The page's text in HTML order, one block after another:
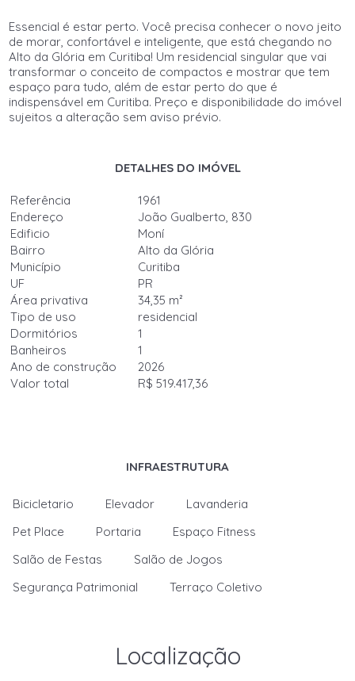
Essencial é estar perto. Você precisa conhecer o novo jeito
de morar, confortável e inteligente, que está chegando no
Alto da Glória em Curitiba! Um residencial singular que vai
transformar o conceito de compactos e mostrar que tem
espaço para tudo, além de estar perto do que é
indispensável em Curitiba. Preço e disponibilidade do imóvel
sujeitos a alteração sem aviso prévio.
DETALHES DO IMÓVEL
Referência
1961
Endereço
João Gualberto, 830
Edificio
Moní
Bairro
Alto da Glória
Município
Curitiba
UF
PR
Área privativa
34,35 m²
Tipo de uso
residencial
Dormitórios
1
Banheiros
1
Ano de construção
2026
Valor total
R$ 519.417,36
INFRAESTRUTURA
Bicicletario Elevador
Lavanderia
Pet Place
Portaria
Espaço Fitness
Salão de Festas
Salão de Jogos
Segurança Patrimonial
Terraço Coletivo
Localização